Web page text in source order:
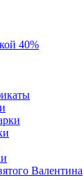
40%
Валентина